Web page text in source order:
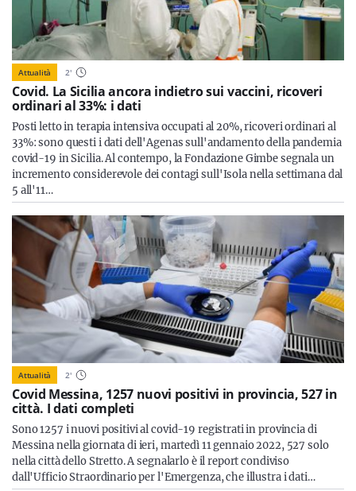
Attualità 2'
Covid. La Sicilia ancora indietro sui vaccini, ricoveri
ordinari al 33%: i dati
Posti letto in terapia intensiva occupati al 20%, ricoveri ordinari al
33%: sono questi i dati dell'Agenas sull'andamento della pandemia
covid-19 in Sicilia. Al contempo, la Fondazione Gimbe segnala un
incremento considerevole dei contagi sull'Isola nella settimana dal
5 all'11…
Attualità 2'
Covid Messina, 1257 nuovi positivi in provincia, 527 in
città. I dati completi
Sono 1257 i nuovi positivi al covid-19 registrati in provincia di
Messina nella giornata di ieri, martedì 11 gennaio 2022, 527 solo
nella città dello Stretto. A segnalarlo è il report condiviso
dall'Ufficio Straordinario per l'Emergenza, che illustra i dati…